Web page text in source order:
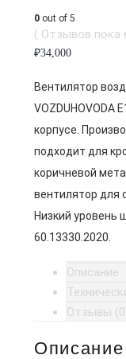
0 out of 5
( Отзывов пока
₽34,000
Вентилятор
VOZDUHOVODA
корпусе.
подходит для
коричневой
вентилятор для
Низкий уровень
60.13330.2020.
Описание
Отзывы
Описание